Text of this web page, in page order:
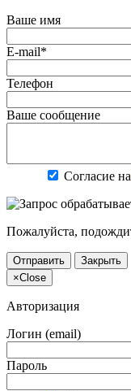
Ваше имя
E-mail*
Телефон
Ваше сообщение
Согласие на
Пожалуйста,
Отправить
Закрыть
×Close
Авторизация
Логин (email)
Пароль